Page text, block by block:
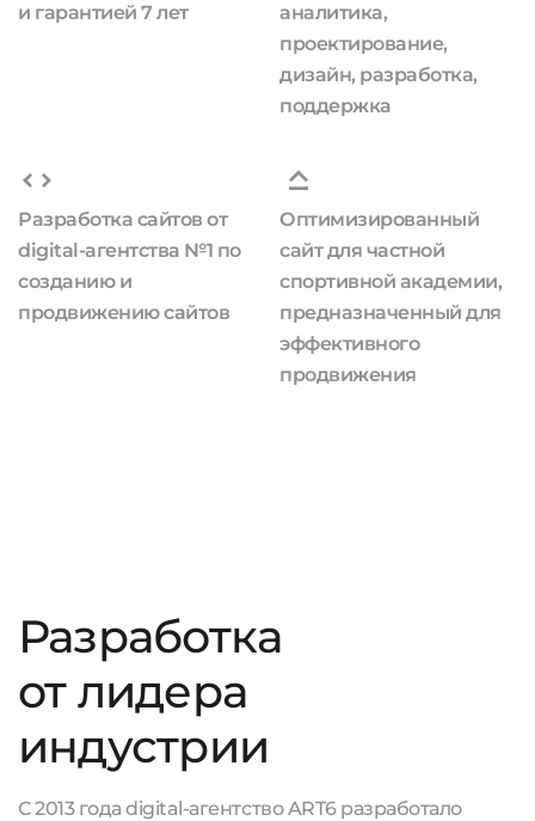
и гарантией 7 лет
аналитика,
проектирование,
дизайн, разработка,
поддержка
Разработка сайтов от
digital-агентства №1 по
созданию и
продвижению сайтов
Оптимизированный
сайт для частной
спортивной академии,
предназначенный для
эффективного
продвижения
Разработка
от лидера
индустрии
С 2013 года digital-агентство ART6 разработало